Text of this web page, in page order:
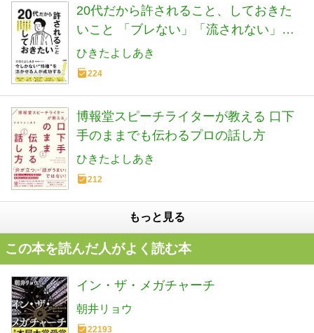
20代だから許されること、しておきた
いこと 「ブレない」「流されない」
「迷わない」自分になる6つのヒント
ひきたよしあき
224
博報堂スピーチライターが教える 口下
手のままでも伝わるプロの話し方
ひきたよしあき
212
もっと見る
この本を読んだ人がよく読む本
イン・ザ・メガチャーチ
朝井リョウ
22193